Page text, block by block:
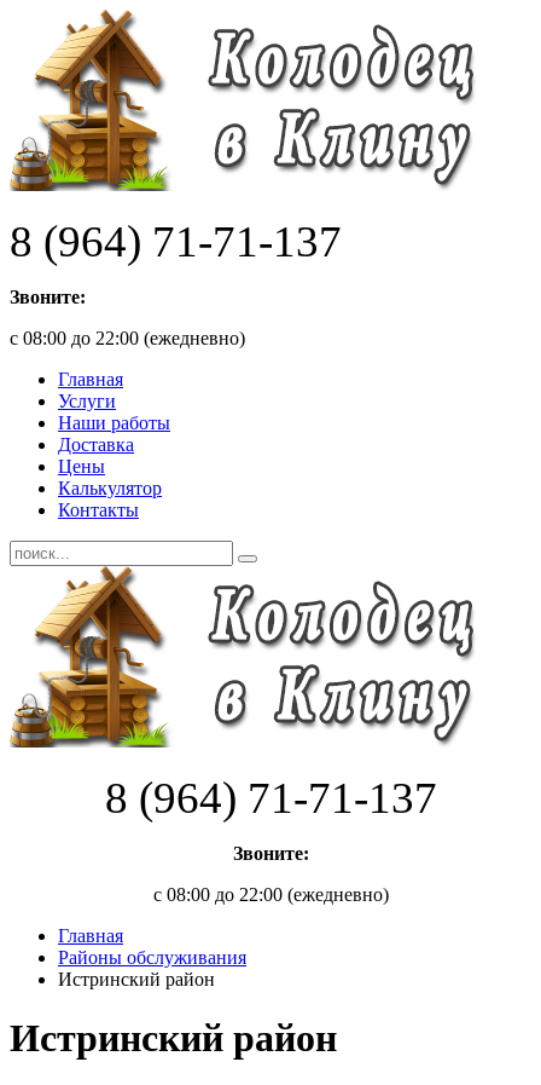
8 (964) 71-71-137
Звоните:
с 08:00 до 22:00 (ежедневно)
Главная
Услуги
Наши работы
Доставка
Цены
Калькулятор
Контакты
8 (964) 71-71-137
Звоните:
с 08:00 до 22:00 (ежедневно)
Главная
Районы обслуживания
Истринский район
Истринский район